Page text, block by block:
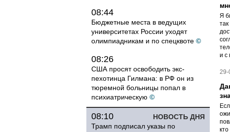
08:44
Бюджетные места в ведущих
университетах России уходят
олимпиадникам и по спецквоте ©
08:26
США просят освободить экс-
пехотинца Гилмана: в РФ он из
тюремной больницы попал в
психиатрическую ©
НОВОСТЬ ДНЯ
08:10
Трамп подписал указы по
Я
и с
29-